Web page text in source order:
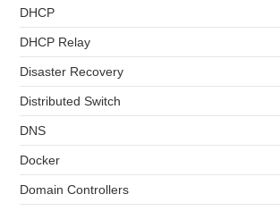
DHCP
DHCP Relay
Disaster Recovery
Distributed Switch
DNS
Docker
Domain Controllers